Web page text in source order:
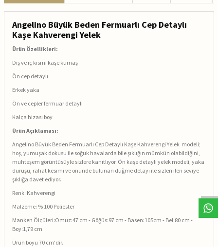
Angelino Büyük Beden Fermuarlı Cep Detaylı
Kaşe Kahverengi Yelek
Ürün Özellikleri:
Dış ve iç kısmı kaşe kumaş
Ön cep detaylı
Erkek yaka
Ön ve cepler fermuar detaylı
Kalça hizası boy
Ürün Açıklaması:
Angelino Büyük Beden Fermuarlı Cep Detaylı Kaşe Kahverengi Yelek modeli;
hoş, yumuşak dokusu ile soğuk havalarda bile şıklığın mümkün olabildiğini,
muhteşem görüntüsüyle sizlere kanıtlıyor. Ön kaşe detaylı yelek modeli; yaka
duruşu, rahat kesimi ve önünde bulunan düğme detayı ile sizleri ileri seviye
şıklığa davet ediyor.
Renk: Kahverengi
Malzeme: % 100 Poliester
Manken Ölçüleri:Omuz:47 cm - Göğüs:97 cm - Basen:105cm - Bel:80 cm -
Boy:1,79 cm
Ürün boyu 70 cm'dir.